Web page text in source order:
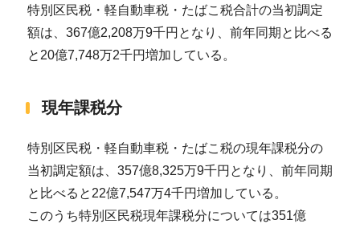
特別区民税・軽自動車税・たばこ税合計の当初調定
額は、367億2,208万9千円となり、前年同期と比べる
と20億7,748万2千円増加している。
現年課税分
特別区民税・軽自動車税・たばこ税の現年課税分の
当初調定額は、357億8,325万9千円となり、前年同期
と比べると22億7,547万4千円増加している。
このうち特別区民税現年課税分については351億